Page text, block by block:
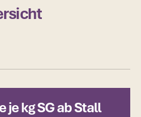
kg SG ab Stall